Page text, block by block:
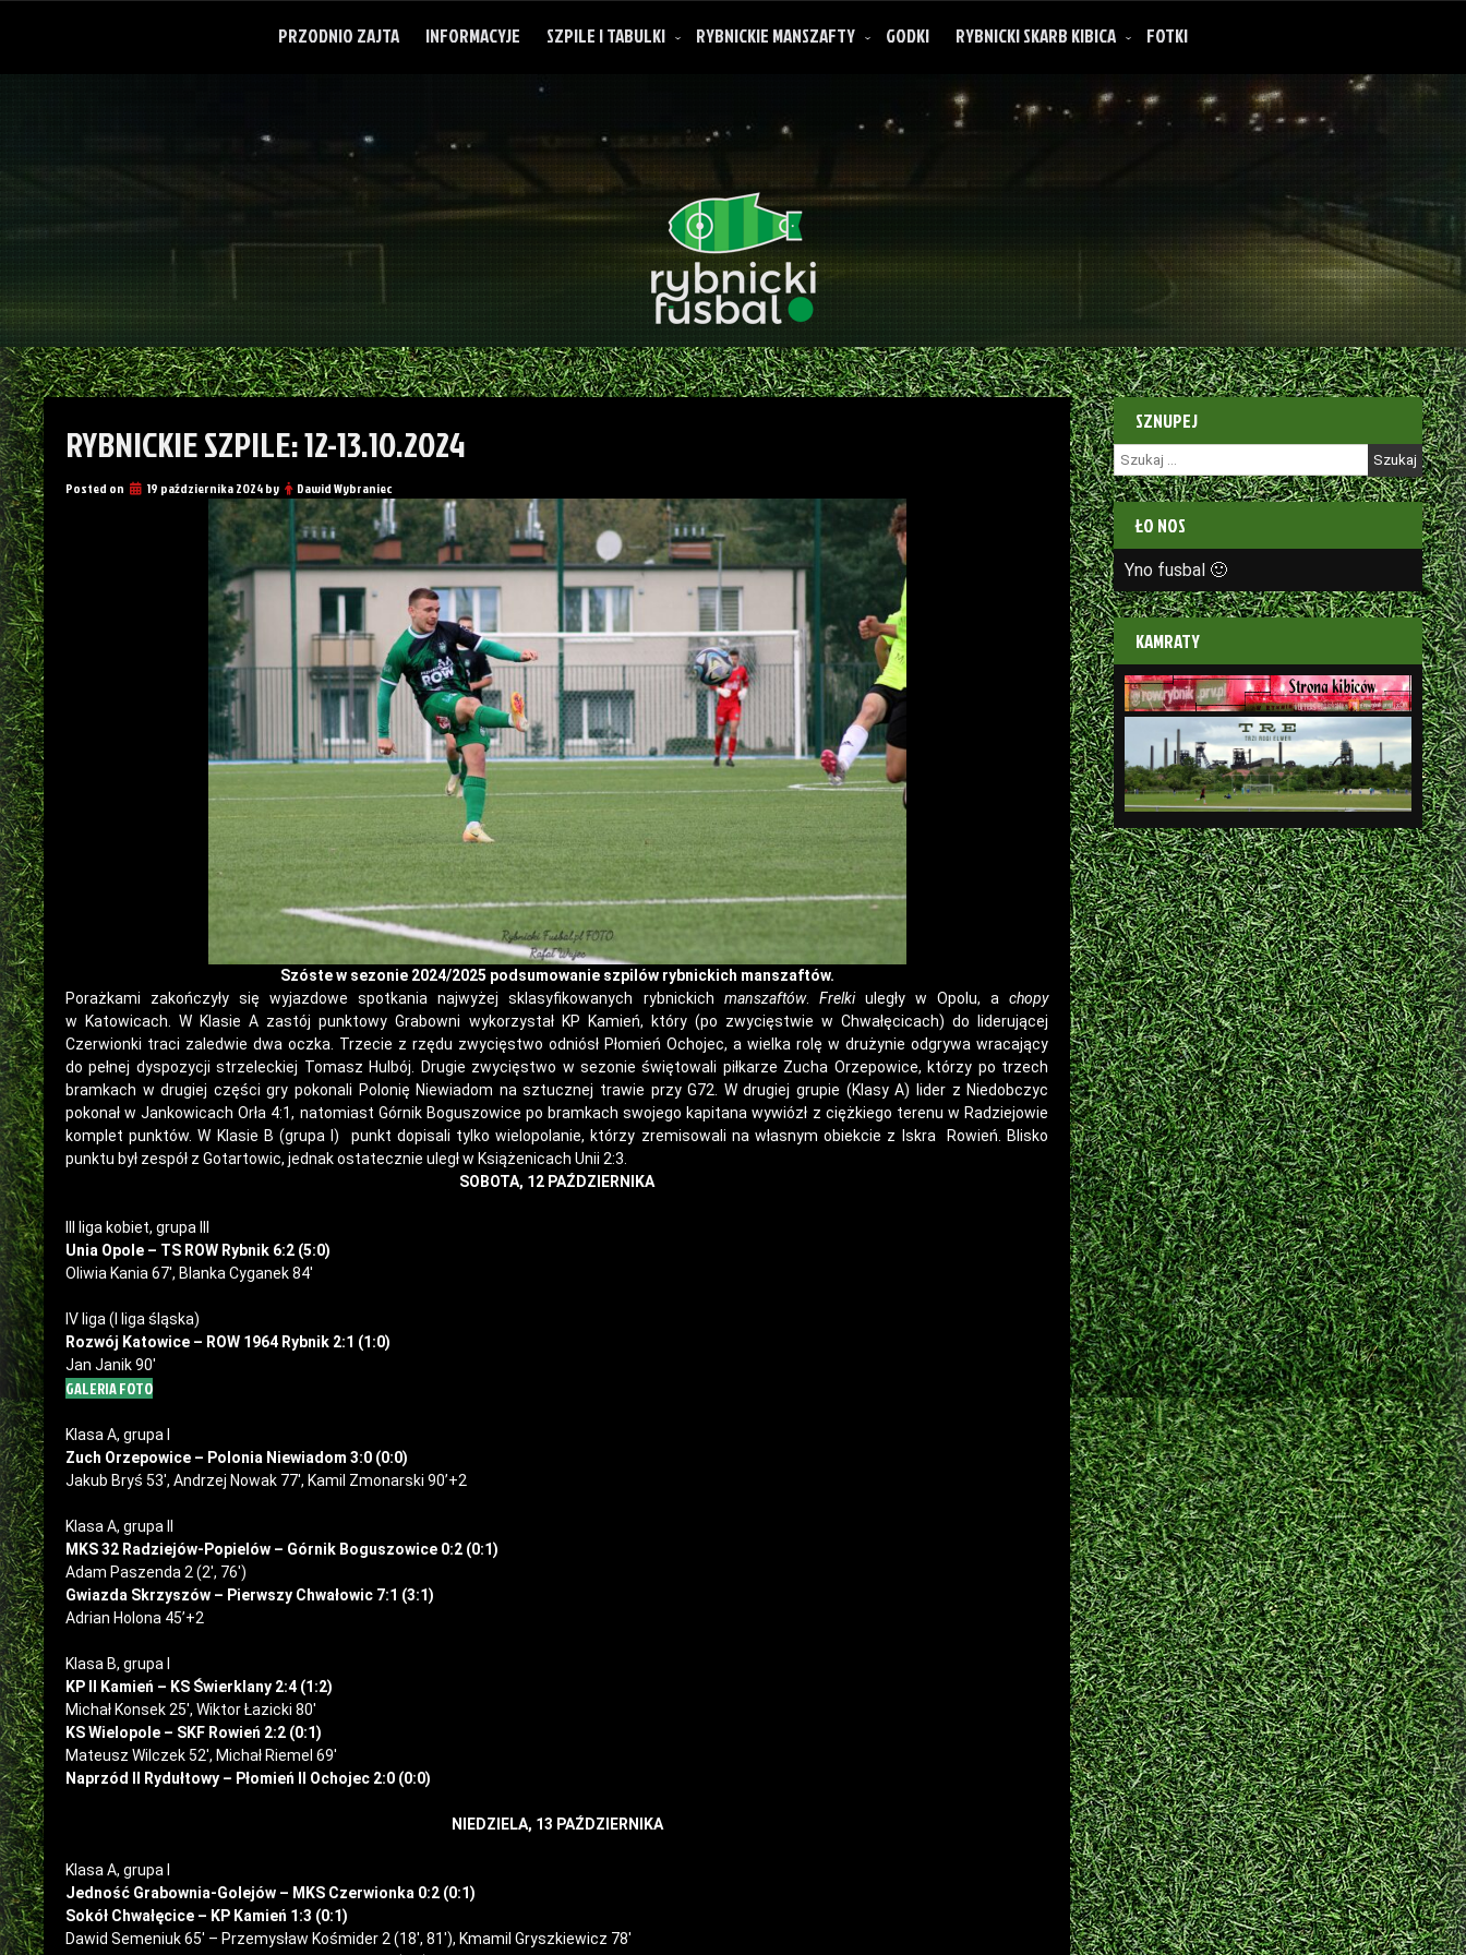
PRZODNIO ZAJTA INFORMACYJE SZPILE I TABULKI RYBNICKIE MANSZAFTY GODKI RYBNICKI SKARB KIBICA FOTKI
O rybnickich manszaftach
RYBNICKIE SZPILE: 12-13.10.2024
Posted on 19 października 2024by Dawid Wybraniec
Szóste w sezonie 2024/2025 podsumowanie szpilów rybnickich manszaftów.
Porażkami zakończyły się wyjazdowe spotkania najwyżej sklasyfikowanych rybnickich manszaftów. Frelkiuległy w Opolu, achopy
w Katowicach. W Klasie A zastój punktowy Grabowni wykorzystał KP Kamień, który (po zwycięstwie w Chwałęcicach) do liderującej
Czerwionki traci zaledwie dwa oczka. Trzecie z rzędu zwycięstwo odniósł Płomień Ochojec, a wielka rolę w drużynie odgrywa wracający
do pełnej dyspozycji strzeleckiej Tomasz Hulbój. Drugie zwycięstwo w sezonie świętowali piłkarze Zucha Orzepowice, którzy po trzech
bramkach w drugiej części gry pokonali Polonię Niewiadom na sztucznej trawie przy G72. W drugiej grupie (Klasy A) lider z Niedobczyc
pokonał w Jankowicach Orła 4:1, natomiast Górnik Boguszowice po bramkach swojego kapitana wywiózł z ciężkiego terenu w Radziejowie
komplet punktów. W Klasie B (grupa I) punkt dopisali tylko wielopolanie, którzy zremisowali na własnym obiekcie z Iskra Rowień. Blisko
punktu był zespół z Gotartowic, jednak ostatecznie uległ w Książenicach Unii 2:3.
SOBOTA, 12 PAŹDZIERNIKA
III liga kobiet, grupa III
Unia Opole – TS ROW Rybnik 6:2 (5:0)
Oliwia Kania 67′, Blanka Cyganek 84′
IV liga (I liga śląska)
Rozwój Katowice – ROW 1964 Rybnik 2:1 (1:0)
Jan Janik 90′
GALERIA FOTO
Klasa A, grupa I
Zuch Orzepowice – Polonia Niewiadom 3:0 (0:0)
Jakub Bryś 53′, Andrzej Nowak 77′, Kamil Zmonarski 90’+2
Klasa A, grupa II
MKS 32 Radziejów-Popielów – Górnik Boguszowice 0:2 (0:1)
Adam Paszenda 2 (2′, 76′)
Gwiazda Skrzyszów – Pierwszy Chwałowic 7:1 (3:1)
Adrian Holona 45’+2
Klasa B, grupa I
KP II Kamień – KS Świerklany 2:4 (1:2)
Michał Konsek 25′, Wiktor Łazicki 80′
KS Wielopole – SKF Rowień 2:2 (0:1)
Mateusz Wilczek 52′, Michał Riemel 69′
Naprzód II Rydułtowy – Płomień II Ochojec 2:0 (0:0)
NIEDZIELA, 13 PAŹDZIERNIKA
Klasa A, grupa I
Jedność Grabownia-Golejów – MKS Czerwionka 0:2 (0:1)
Sokół Chwałęcice – KP Kamień 1:3 (0:1)
Dawid Semeniuk 65′ – Przemysław Kośmider 2 (18′, 81′), Kmamil Gryszkiewicz 78′
SZNUPEJ
Szukaj:
ŁO NOS
Yno fusbal 🙂
KAMRATY